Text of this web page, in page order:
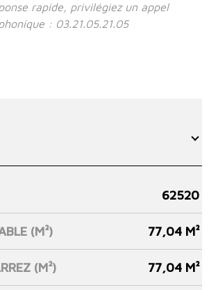
rapide, privilégiez un appel
: 03.21.05.21.05
62520
(M²) 77,04 M²
(M²) 77,04 M²